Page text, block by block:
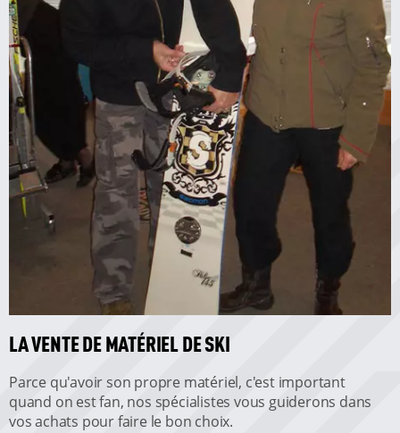
LA VENTE DE MATÉRIEL DE SKI
Parce qu'avoir son propre matériel, c'est important
quand on est fan, nos spécialistes vous guiderons dans
vos achats pour faire le bon choix.